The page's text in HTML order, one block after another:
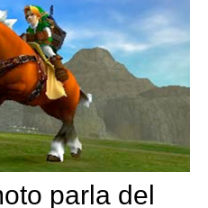
parla del